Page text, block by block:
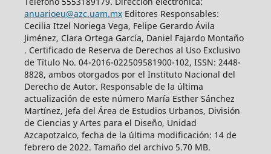
anuarioeu@azc.uam.mxEditores Responsables:
Cecilia Itzel Noriega Vega, Felipe Gerardo Ávila
Jiménez, Clara Ortega García, Daniel Fajardo Montaño
. Certificado de Reserva de Derechos al Uso Exclusivo
de Título No. 04-2016-022509581900-102, ISSN: 2448-
8828, ambos otorgados por el Instituto Nacional del
Derecho de Autor. Responsable de la última
actualización de este número María Esther Sánchez
Martínez, Jefa del Área de Estudios Urbanos, División
de Ciencias y Artes para el Diseño, Unidad
Azcapotzalco, fecha de la última modificación: 14 de
febrero de 2022. Tamaño del archivo 5.70 MB.